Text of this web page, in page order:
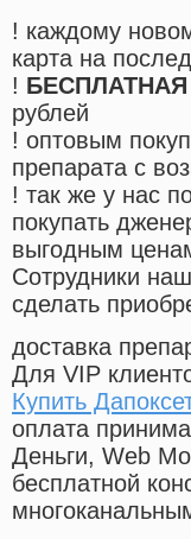
! каждому
карта на
!
рублей
! оптовым
препарата с
! так же у нас
покупать
выгодным
Cотрудники
сделать
доставка
Для VIP
Купить
оплата
Деньги, Web
бесплатной